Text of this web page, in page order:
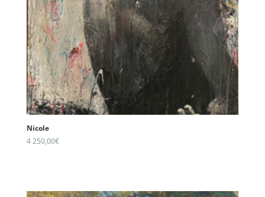
Nicole
4 250,00€